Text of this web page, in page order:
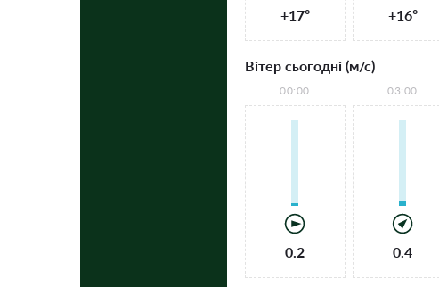
+17° +16°
Вітер сьогодні (м/с)
00:00
0.2
03:00
0.4